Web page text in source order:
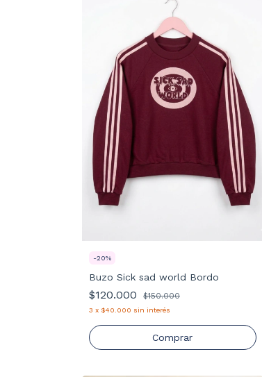
-20%
Buzo Sick sad world Bordo
$120.000 $150.000
3 x $40.000 sin interés
Comprar